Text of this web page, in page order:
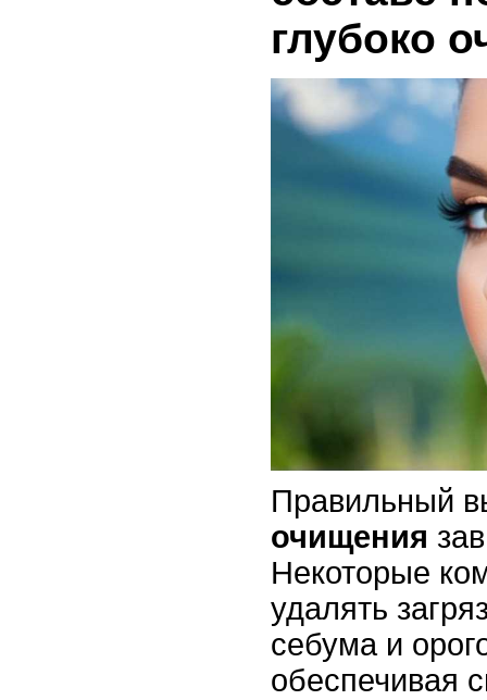
глубоко
Правильный
очищения
Некоторые
удалять
себума и
обеспечивая